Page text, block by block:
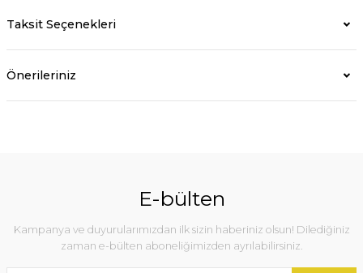
Taksit Seçenekleri
Önerileriniz
E-bülten
Kampanya ve duyurularımızdan ilk sizin haberiniz olsun! Dilediğiniz
zaman e-bülten aboneliğimizden ayrılabilirsiniz.